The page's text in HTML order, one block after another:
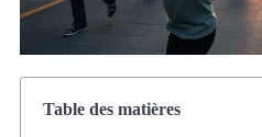
Table des matières